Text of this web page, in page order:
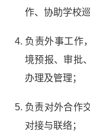
作、协助学校
负责外事工作
境预报、审批
办理及管理；
负责对外合作
对接与联络；